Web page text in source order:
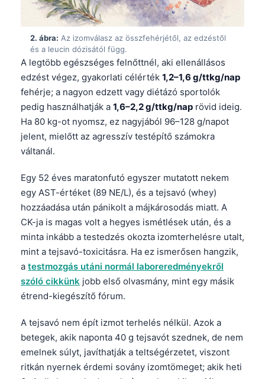
2. ábra: Az izomválasz az összfehérjétől, az edzéstől
és a leucin dózisától függ.
A legtöbb egészséges felnőttnél, aki ellenállásos
edzést végez, gyakorlati célérték 1,2–1,6 g/ttkg/nap
fehérje; a nagyon edzett vagy diétázó sportolók
pedig használhatják a 1,6–2,2 g/ttkg/nap rövid ideig.
Ha 80 kg-ot nyomsz, ez nagyjából 96–128 g/napot
jelent, mielőtt az agresszív testépítő számokra
váltanál.
Egy 52 éves maratonfutó egyszer mutatott nekem
egy AST-értéket (89 NE/L), és a tejsavó (whey)
hozzáadása után pánikolt a májkárosodás miatt. A
CK-ja is magas volt a hegyes ismétlések után, és a
minta inkább a testedzés okozta izomterhelésre utalt,
mint a tejsavó-toxicitásra. Ha ez ismerősen hangzik,
a testmozgás utáni normál laboreredményekről
szóló cikkünk jobb első olvasmány, mint egy másik
étrend-kiegészítő fórum.
A tejsavó nem épít izmot terhelés nélkül. Azok a
betegek, akik naponta 40 g tejsavót szednek, de nem
emelnek súlyt, javíthatják a teltségérzetet, viszont
ritkán nyernek érdemi sovány izomtömeget; akik heti